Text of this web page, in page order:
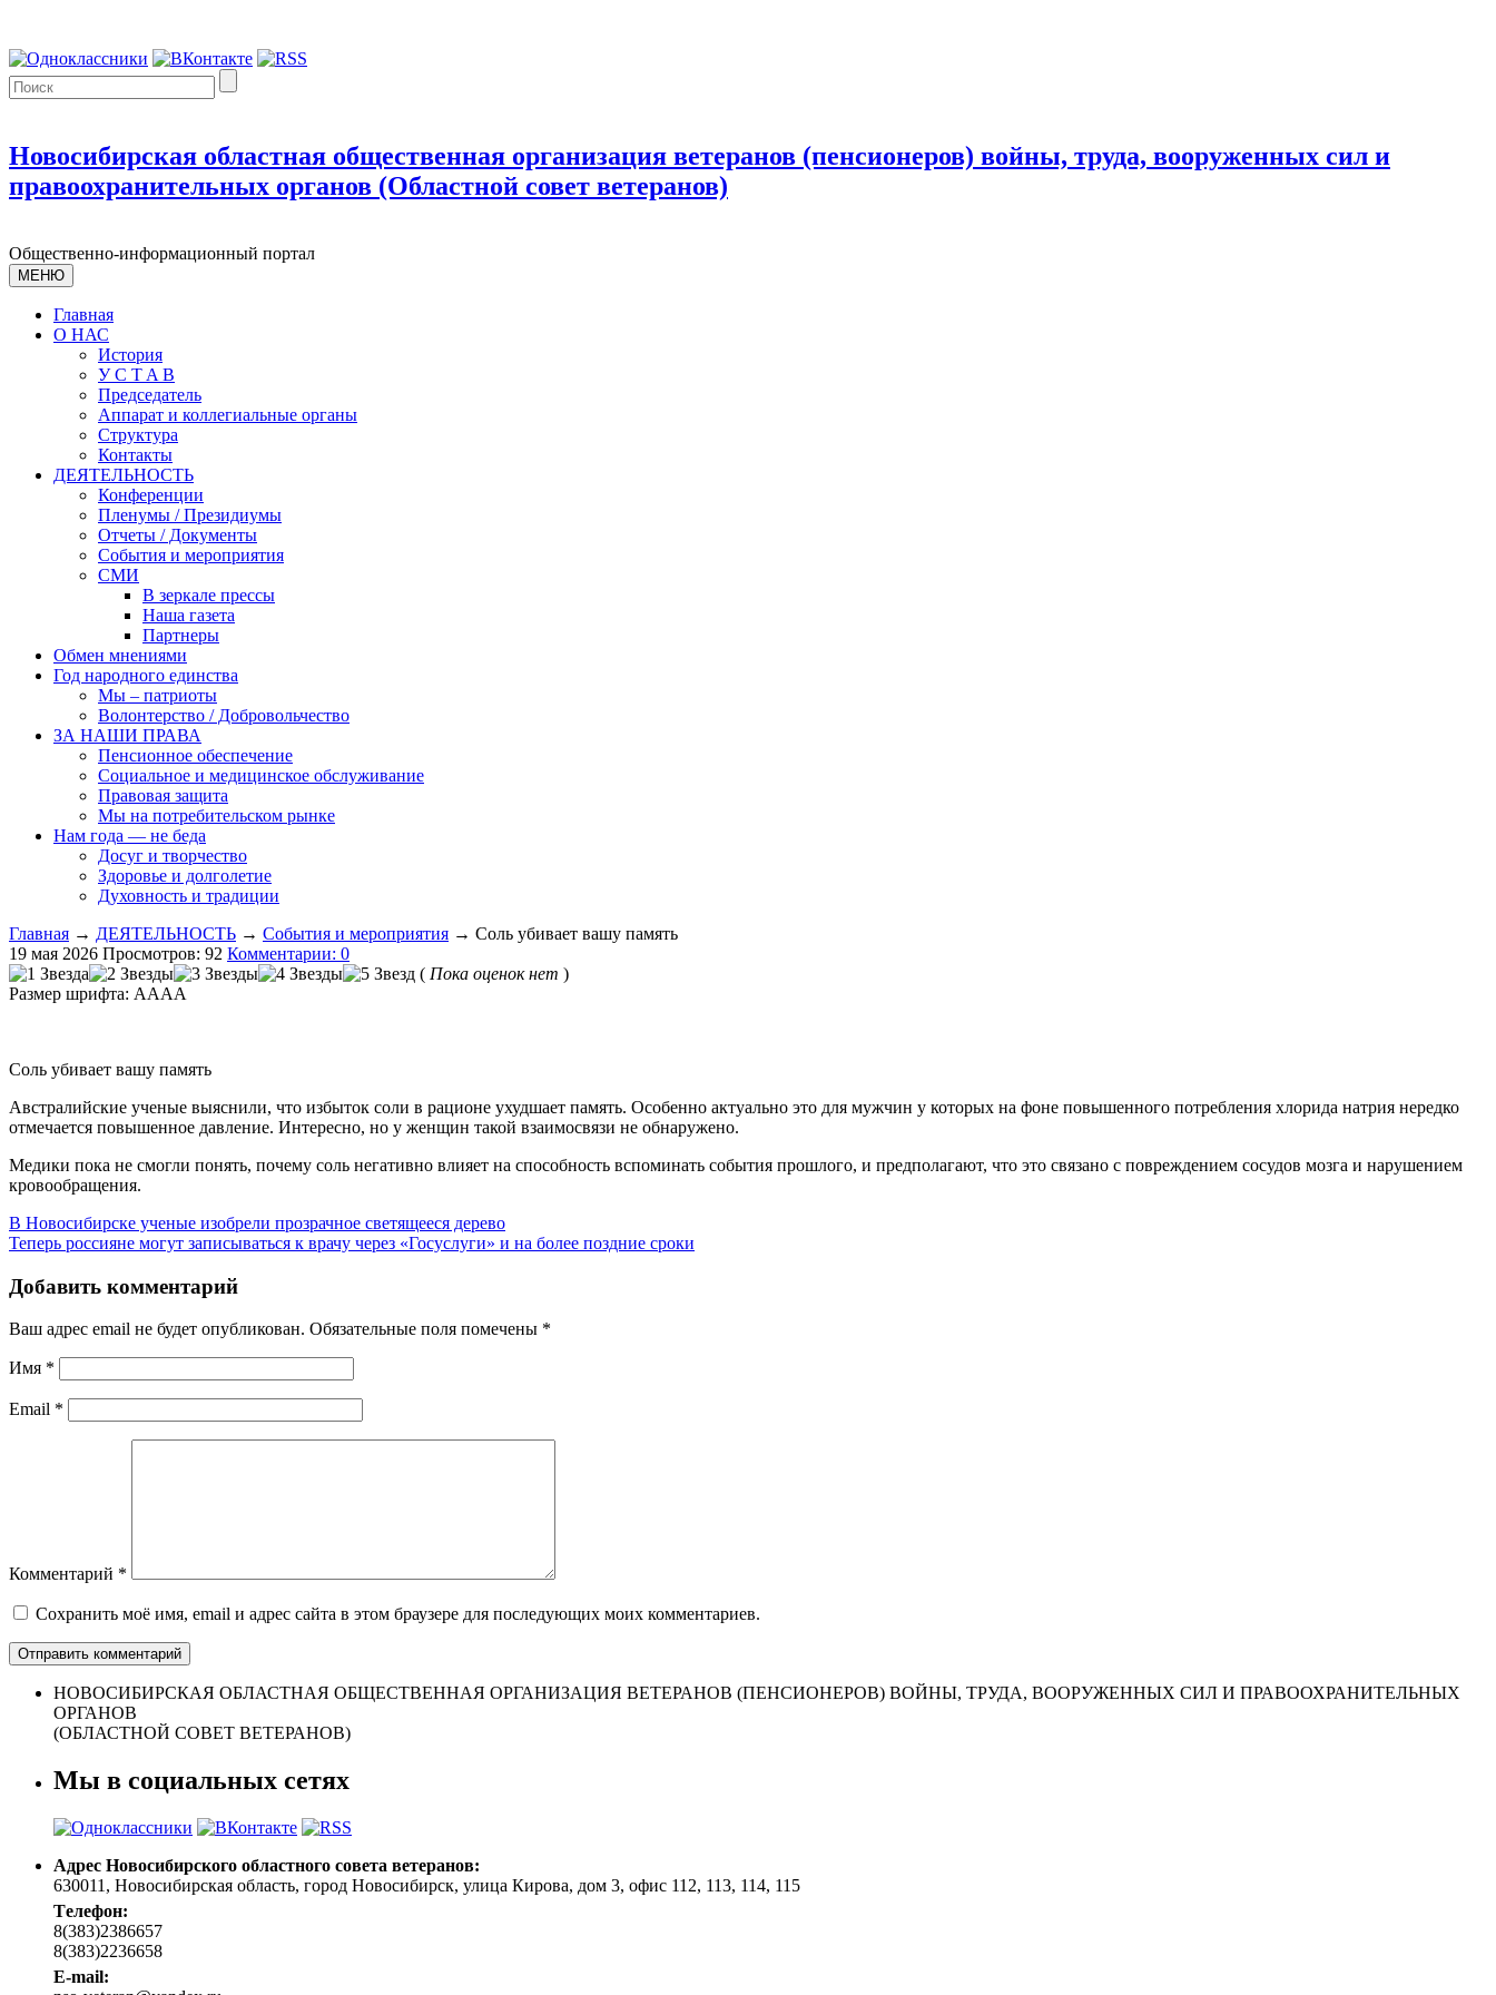
Новосибирская областная общественная организация ветеранов (пенсионеров) войны, труда, вооруженных сил и
правоохранительных органов (Областной совет ветеранов)
Общественно-информационный портал
МЕНЮ
Главная
О НАС
История
У С T A B
Председатель
Аппарат и коллегиальные органы
Структура
Контакты
ДЕЯТЕЛЬНОСТЬ
Конференции
Пленумы / Президиумы
Отчеты / Документы
События и мероприятия
СМИ
В зеркале прессы
Наша газета
Партнеры
Обмен мнениями
Год народного единства
Мы – патриоты
Волонтерство / Добровольчество
ЗА НАШИ ПРАВА
Пенсионное обеспечение
Социальное и медицинское обслуживание
Правовая защита
Мы на потребительском рынке
Нам года — не беда
Досуг и творчество
Здоровье и долголетие
Духовность и традиции
Главная → ДЕЯТЕЛЬНОСТЬ → События и мероприятия → Соль убивает вашу память
19 мая 2026 Просмотров: 92 Комментарии: 0
( Пока оценок нет )
Размер шрифта: AAAA
Соль убивает вашу память
Австралийские ученые выяснили, что избыток соли в рационе ухудшает память. Особенно актуально это для мужчин у которых на фоне повышенного потребления хлорида натрия нередко
отмечается повышенное давление. Интересно, но у женщин такой взаимосвязи не обнаружено.
Медики пока не смогли понять, почему соль негативно влияет на способность вспоминать события прошлого, и предполагают, что это связано с повреждением сосудов мозга и нарушением
кровообращения.
В Новосибирске ученые изобрели прозрачное светящееся дерево
Теперь россияне могут записываться к врачу через «Госуслуги» и на более поздние сроки
Добавить комментарий
Ваш адрес email не будет опубликован. Обязательные поля помечены *
Имя *
Email *
Комментарий *
Сохранить моё имя, email и адрес сайта в этом браузере для последующих моих комментариев.
НОВОСИБИРСКАЯ ОБЛАСТНАЯ ОБЩЕСТВЕННАЯ ОРГАНИЗАЦИЯ ВЕТЕРАНОВ (ПЕНСИОНЕРОВ) ВОЙНЫ, ТРУДА, ВООРУЖЕННЫХ СИЛ И ПРАВООХРАНИТЕЛЬНЫХ
ОРГАНОВ
(ОБЛАСТНОЙ СОВЕТ ВЕТЕРАНОВ)
Мы в социальных сетях
Адрес Новосибирского областного совета ветеранов:
630011, Новосибирская область, город Новосибирск, улица Кирова, дом 3, офис 112, 113, 114, 115
Tелефон:
8(383)2386657
8(383)2236658
E-mail: